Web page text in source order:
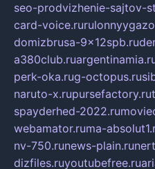
seo-prodvizhenie-sajtov-
card-voice.ru
domizbrusa-9x12spb.ru
a380club.ru
perk-oka.rug-octopus.ru
naruto-x.rupursefactory.ru
spayderhed-2022.ru
webamator.ruma-
nv-750.runews-plain.ru
dizfiles.ruyoutubefree.ru